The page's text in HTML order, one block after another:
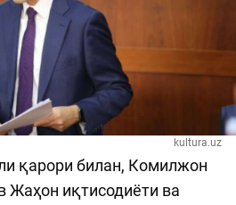
kultura.uz
қарори билан, Комилжон
иқтисодиёти ва